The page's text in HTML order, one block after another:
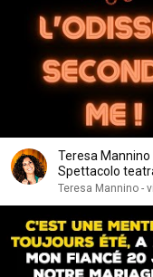
Teresa Mannino
Spettacolo
Teresa Mannino -